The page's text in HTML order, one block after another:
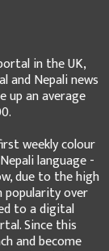
in the UK,
and Nepali news
up an average
weekly colour
language -
due to the high
over
to a digital
Since this
and become